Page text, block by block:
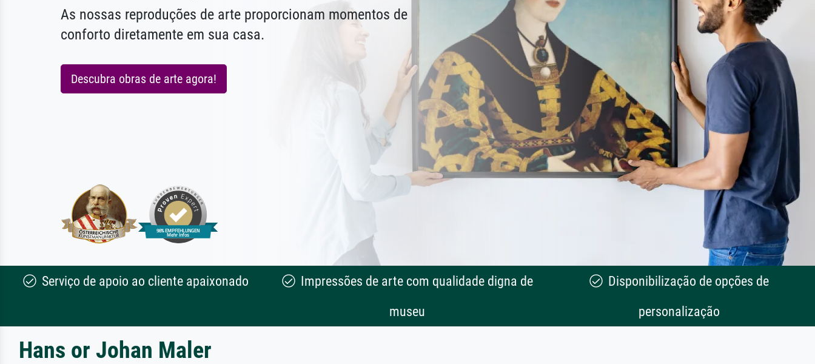
As nossas reproduções de arte proporcionam momentos de
conforto diretamente em sua casa.
Descubra obras de arte agora!
Serviço de apoio ao cliente apaixonado
Impressões de arte com qualidade digna de
museu
Disponibilização de opções de
personalização
Hans or Johan Maler